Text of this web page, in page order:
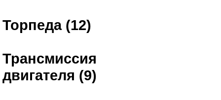
Торпеда (12)
Трансмиссия
двигателя (9)